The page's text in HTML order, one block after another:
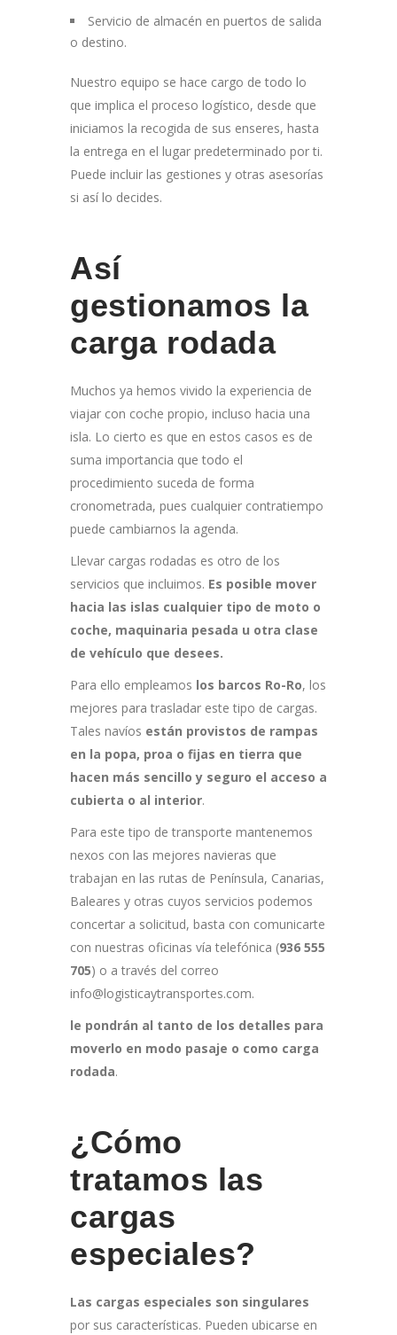
Servicio de almacén en puertos de salida
o destino.
Nuestro equipo se hace cargo de todo lo
que implica el proceso logístico, desde que
iniciamos la recogida de sus enseres, hasta
la entrega en el lugar predeterminado por ti.
Puede incluir las gestiones y otras asesorías
si así lo decides.
Así
gestionamos la
carga rodada
Muchos ya hemos vivido la experiencia de
viajar con coche propio, incluso hacia una
isla. Lo cierto es que en estos casos es de
suma importancia que todo el
procedimiento suceda de forma
cronometrada, pues cualquier contratiempo
puede cambiarnos la agenda.
Llevar cargas rodadas es otro de los
servicios que incluimos. Es posible mover
hacia las islas cualquier tipo de moto o
coche, maquinaria pesada u otra clase
de vehículo que desees.
Para ello empleamos los barcos Ro-Ro, los
mejores para trasladar este tipo de cargas.
Tales navíos están provistos de rampas
en la popa, proa o fijas en tierra que
hacen más sencillo y seguro el acceso a
cubierta o al interior.
Para este tipo de transporte mantenemos
nexos con las mejores navieras que
trabajan en las rutas de Península, Canarias,
Baleares y otras cuyos servicios podemos
concertar a solicitud, basta con comunicarte
con nuestras oficinas vía telefónica (936 555
705) o a través del correo
info@logisticaytransportes.com.
le pondrán al tanto de los detalles para
moverlo en modo pasaje o como carga
rodada.
¿Cómo
tratamos las
cargas
especiales?
Las cargas especiales son singulares
por sus características. Pueden ubicarse en